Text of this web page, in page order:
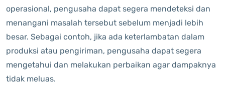
operasional, pengusaha dapat segera mendeteksi dan
menangani masalah tersebut sebelum menjadi lebih
besar. Sebagai contoh, jika ada keterlambatan dalam
produksi atau pengiriman, pengusaha dapat segera
mengetahui dan melakukan perbaikan agar dampaknya
tidak meluas.